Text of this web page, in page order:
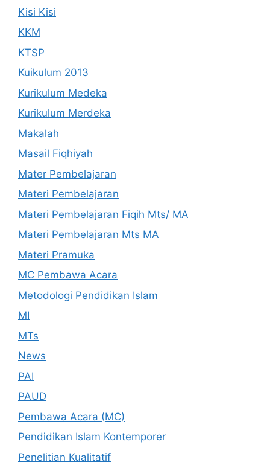
Kisi Kisi
KKM
KTSP
Kuikulum 2013
Kurikulum Medeka
Kurikulum Merdeka
Makalah
Masail Fiqhiyah
Mater Pembelajaran
Materi Pembelajaran
Materi Pembelajaran Fiqih Mts/ MA
Materi Pembelajaran Mts MA
Materi Pramuka
MC Pembawa Acara
Metodologi Pendidikan Islam
MI
MTs
News
PAI
PAUD
Pembawa Acara (MC)
Pendidikan Islam Kontemporer
Penelitian Kualitatif